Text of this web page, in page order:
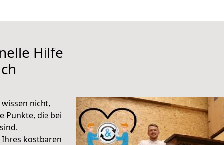
Hilfe
nicht,
Punkte, die bei
kostbaren